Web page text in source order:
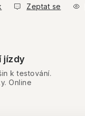
Zeptat se
jízdy
k testování.
Online